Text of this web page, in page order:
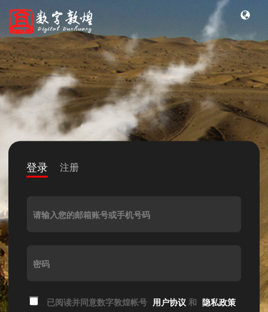
登录 注册
请输入您的邮箱账号或手机号码
密码
已阅读并同意数字敦煌帐号 用户协议 和 隐私政策